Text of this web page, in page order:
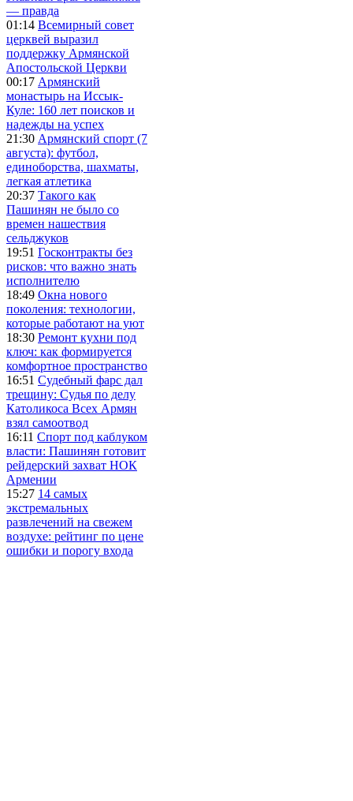
— правда
01:14 Всемирный совет
церквей выразил
поддержку Армянской
Апостольской Церкви
00:17 Армянский
монастырь на Иссык-
Куле: 160 лет поисков и
надежды на успех
21:30 Армянский спорт (7
августа): футбол,
единоборства, шахматы,
легкая атлетика
20:37 Такого как
Пашинян не было со
времен нашествия
сельджуков
19:51 Госконтракты без
рисков: что важно знать
исполнителю
18:49 Окна нового
поколения: технологии,
которые работают на уют
18:30 Ремонт кухни под
ключ: как формируется
комфортное пространство
16:51 Судебный фарс дал
трещину: Судья по делу
Католикоса Всех Армян
взял самоотвод
16:11 Спорт под каблуком
власти: Пашинян готовит
рейдерский захват НОК
Армении
15:27 14 самых
экстремальных
развлечений на свежем
воздухе: рейтинг по цене
ошибки и порогу входа